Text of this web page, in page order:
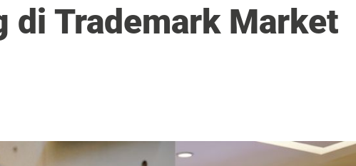
di Trademark Market